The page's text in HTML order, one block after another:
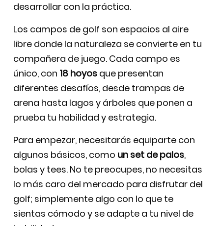
desarrollar con la práctica.
Los campos de golf son espacios al aire
libre donde la naturaleza se convierte en tu
compañera de juego. Cada campo es
único, con 18 hoyos que presentan
diferentes desafíos, desde trampas de
arena hasta lagos y árboles que ponen a
prueba tu habilidad y estrategia.
Para empezar, necesitarás equiparte con
algunos básicos, como un set de palos,
bolas y tees. No te preocupes, no necesitas
lo más caro del mercado para disfrutar del
golf; simplemente algo con lo que te
sientas cómodo y se adapte a tu nivel de